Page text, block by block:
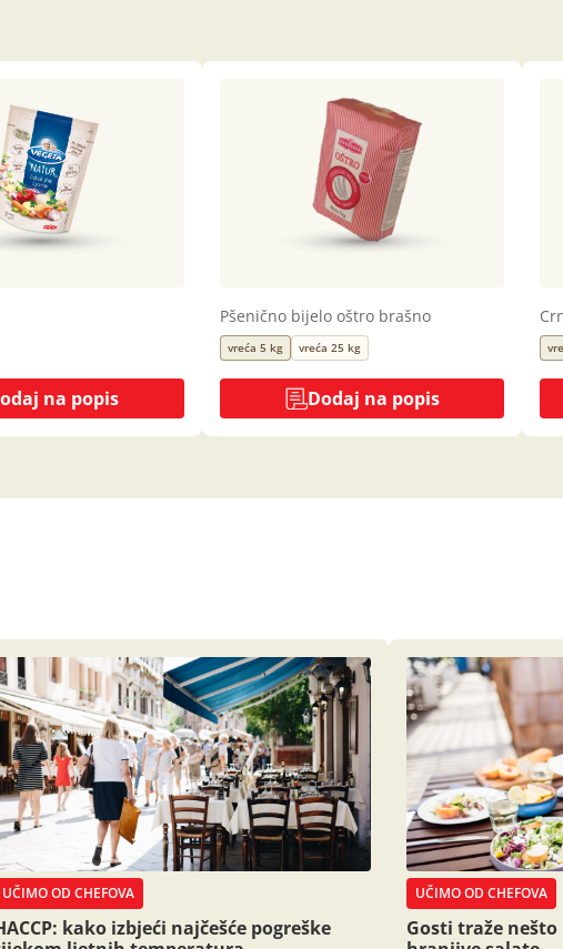
na popis
Pšenično bijelo oštro brašno
vreća 5 kg vreća 25 kg
Dodaj na popis
UČIMO OD CHEFOVA
kako izbjeći najčešće pogreške
UČIMO OD CHEFOVA
Gosti traže